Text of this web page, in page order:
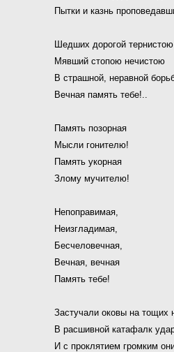
Пытки и казнь
Шедших дорогой тернистою
Мявший стопою нечистою
В страшной, неравной
Вечная память тебе!..
Память позорная
Мысли гонителю!
Память укорная
Злому мучителю!
Непоправимая,
Неизгладимая,
Бесчеловечная,
Вечная, вечная
Память тебе!
Застучали оковы на тощих
В расшивной катафалк
И с проклятием громким